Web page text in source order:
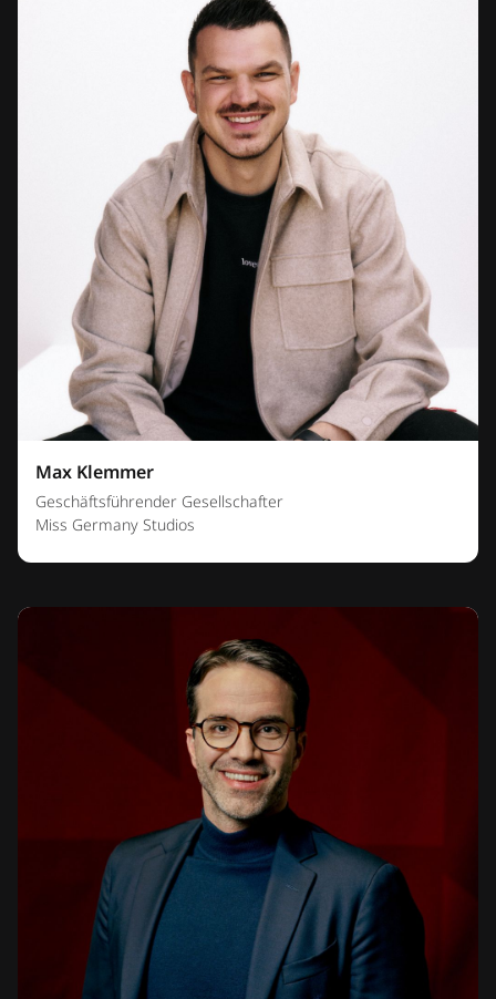
Max Klemmer
Geschäftsführender Gesellschafter
Miss Germany Studios